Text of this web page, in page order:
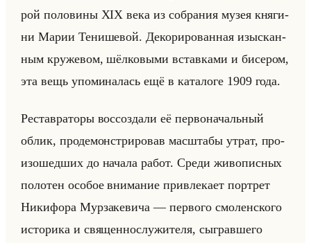
рой по­ло­ви­ны XIX века из со­бра­ния музея кня­ги­
ни Марии Те­ни­ше­вой. Де­ко­ри­ро­ван­ная изыс­кан­
ным кру­же­вом, шёл­ко­вы­ми встав­ка­ми и би­се­ром,
эта вещь упо­ми­на­лась ещё в ка­та­ло­ге 1909 года.
Ре­став­ра­то­ры вос­со­зда­ли её пер­во­на­чальный
облик, про­де­мон­стри­ро­вав мас­шта­бы утрат, про­
изо­шед­ших до на­ча­ла работ. Среди жи­во­пис­ных
по­ло­тен осо­бое вни­ма­ние при­вле­ка­ет порт­рет
Ни­ки­фо­ра Мур­за­ке­ви­ча — пер­во­го смо­лен­ско­го
ис­то­ри­ка и свя­щен­но­слу­жи­те­ля, сыг­рав­ше­го